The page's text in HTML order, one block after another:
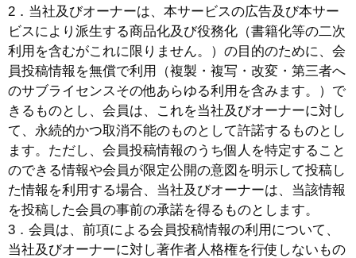
2．当社及びオーナーは、本サービスの広告及び本サー
ビスにより派生する商品化及び役務化（書籍化等の二次
利用を含むがこれに限りません。）の目的のために、会
員投稿情報を無償で利用（複製・複写・改変・第三者へ
のサブライセンスその他あらゆる利用を含みます。）で
きるものとし、会員は、これを当社及びオーナーに対し
て、永続的かつ取消不能のものとして許諾するものとし
ます。ただし、会員投稿情報のうち個人を特定すること
のできる情報や会員が限定公開の意図を明示して投稿し
た情報を利用する場合、当社及びオーナーは、当該情報
を投稿した会員の事前の承諾を得るものとします。
3．会員は、前項による会員投稿情報の利用について、
当社及びオーナーに対し著作者人格権を行使しないもの